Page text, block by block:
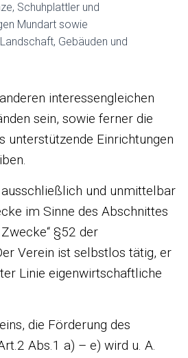
Schuhplattler und
Mundart sowie
Gebäuden und
interessengleichen
sein, sowie ferner die
unterstützende Einrichtungen
und unmittelbar
im Sinne des Abschnittes
§52 der
Verein ist selbstlos tätig, er
Linie eigenwirtschaftliche
die Förderung des
Abs.1 a) – e) wird u. A.